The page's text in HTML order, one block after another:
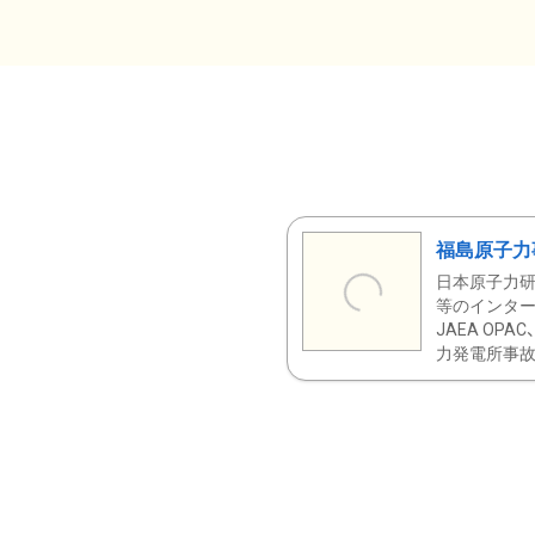
福島原子
日本原子力
等のインタ
JAEA OPAC
力発電所事